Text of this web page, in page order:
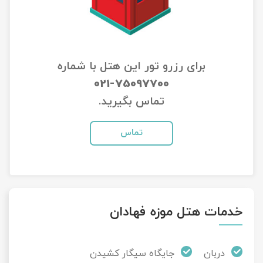
برای رزرو تور این هتل با شماره
021-75097700
تماس بگیرید.
تماس
خدمات هتل موزه فهادان
دربان جایگاه سیگار کشیدن